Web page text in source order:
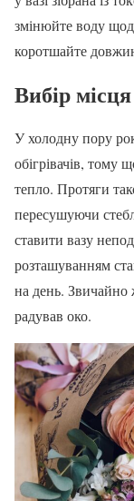
змінюйте воду
коротшайте
Вибір
У холодну пору
обігрівачів, тому
тепло. Протяги
пересушуючи
ставити вазу
розташуванням
на день. Звичайно
радував око.